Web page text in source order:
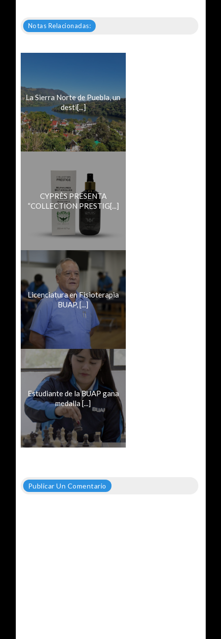
Notas Relacionadas:
La Sierra Norte de Puebla, un
desti[...]
CYPRÈS PRESENTA
“COLLECTION PRESTIG[...]
Licenciatura en Fisioterapia
BUAP, [...]
Estudiante de la BUAP gana
medalla [...]
Publicar Un Comentario